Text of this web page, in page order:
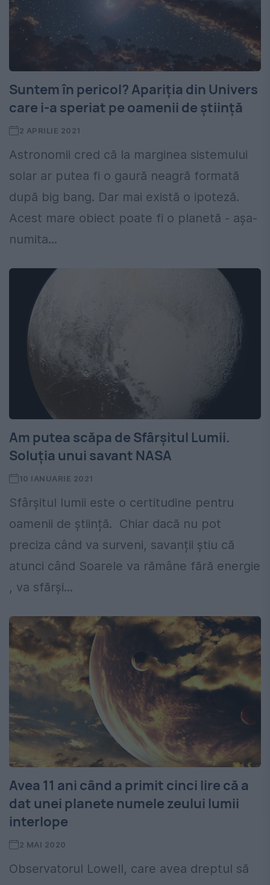
Suntem în pericol? Apariția din Univers
care i-a speriat pe oamenii de știință
2 APRILIE 2021
Astronomii cred că la marginea sistemului
solar ar putea fi o gaură neagră formată
după big bang. Dar mai există o ipoteză.
Acest mare obiect poate fi o planetă - așa-
numita...
Am putea scăpa de Sfârșitul Lumii.
Soluția unui savant NASA
10 IANUARIE 2021
Sfârșitul lumii este o certitudine pentru
oamenii de știință. Chiar dacă nu pot
preciza când va surveni, savanții știu că
atunci când Soarele va rămâne fără energie
, va sfărși...
Avea 11 ani când a primit cinci lire că a
dat unei planete numele zeului lumii
interlope
2 MAI 2020
Observatorul Lowell, care avea dreptul să